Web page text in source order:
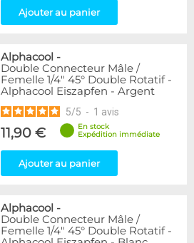
Ajouter au panier
Alphacool -
Double Connecteur Mâle /
Femelle 1/4" 45° Double Rotatif -
Alphacool Eiszapfen - Argent
5/5 - 1 avis
11,90 €
En stock
Expédition immédiate
Ajouter au panier
Alphacool -
Double Connecteur Mâle /
Femelle 1/4" 45° Double Rotatif -